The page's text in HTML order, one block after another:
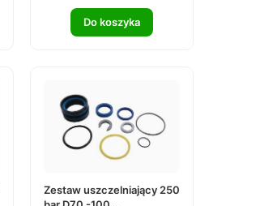
Do koszyka
Zestaw uszczelniający 250